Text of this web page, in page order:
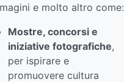
e molto altro come:
Mostre, concorsi e
iniziative fotografiche,
per ispirare e
promuovere cultura